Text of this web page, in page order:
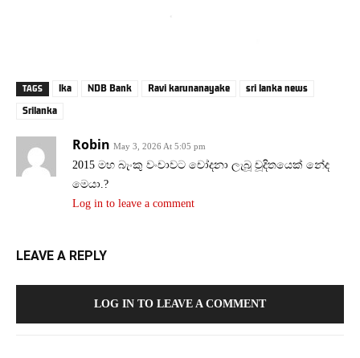
TAGS lka NDB Bank Ravi karunanayake
sri lanka news
Srilanka
Robin May 3, 2026 At 5:05 pm
2015 මහ බැංකු වංචාවට චෝදනා ලැබූ චූදිතයෙක් නේද
මෙයා.?
Log in to leave a comment
LEAVE A REPLY
LOG IN TO LEAVE A COMMENT